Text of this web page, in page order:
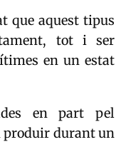
que aquest tipus
tot i ser
en un estat
en part pel
produir durant un